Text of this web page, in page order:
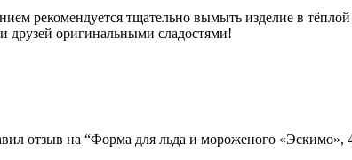
рекомендуется тщательно вымыть изделие в тёплой
друзей оригинальными сладостями!
отзыв на “Форма для льда и мороженого «Эскимо»,